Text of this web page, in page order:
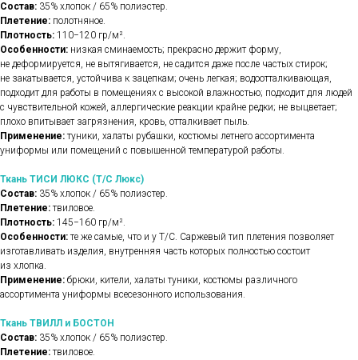
Состав: 35% хлопок / 65% полиэстер.
Плетение: полотняное.
Плотность: 110−120 гр/м².
Особенности: низкая сминаемость; прекрасно держит форму,
не деформируется, не вытягивается, не садится даже после частых стирок;
не закатывается, устойчива к зацепкам; очень легкая; водоотталкивающая,
подходит для работы в помещениях с высокой влажностью; подходит для людей
с чувствительной кожей, аллергические реакции крайне редки; не выцветает;
плохо впитывает загрязнения, кровь, отталкивает пыль.
Применение: туники, халаты рубашки, костюмы летнего ассортимента
униформы или помещений с повышенной температурой работы.
Ткань ТИСИ ЛЮКС (Т/С Люкс)
Состав: 35% хлопок / 65% полиэстер.
Плетение: твиловое.
Плотность: 145−160 гр/м².
Особенности: те же самые, что и у Т/С. Саржевый тип плетения позволяет
изготавливать изделия, внутренняя часть которых полностью состоит
из хлопка.
Применение: брюки, кители, халаты туники, костюмы различного
ассортимента униформы всесезонного использования.
Ткань ТВИЛЛ и БОСТОН
Состав: 35% хлопок / 65% полиэстер.
Плетение: твиловое.